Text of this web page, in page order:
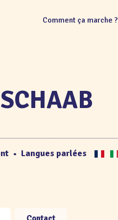
Comment ça marche ?
• Langues parlées